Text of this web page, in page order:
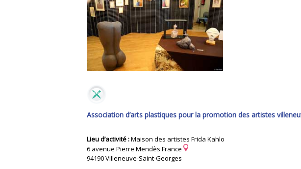
Association d’arts plastiques pour la promotion des artistes
Lieu d’activité :Maison des artistes Frida Kahlo
6 avenue Pierre Mendès France
94190 Villeneuve-Saint-Georges